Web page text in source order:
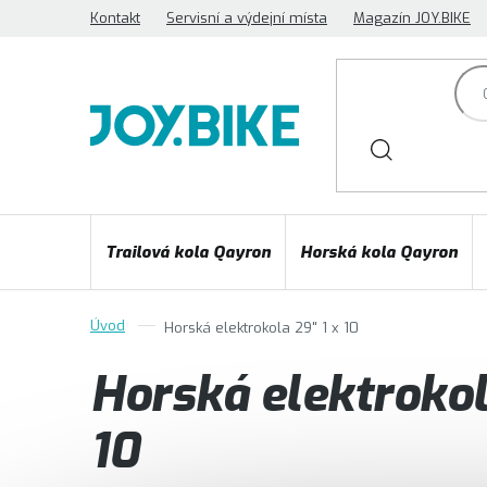
Kontakt Servisní a výdejní místa Magazín JOY.BIKE
Trailová kola Qayron Horská kola Qayron
Horská elektrokola 29" 1 x 10
Horská
10